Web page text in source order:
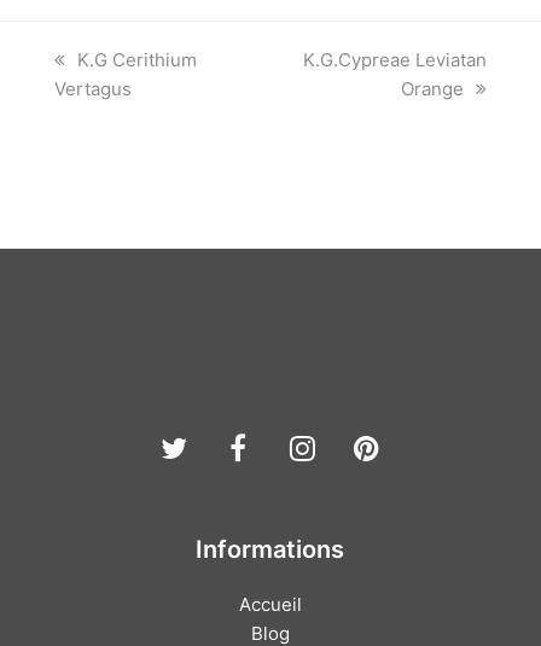
previous
post:
K.G Cerithium
Vertagus
next
K.G.Cypreae Leviatan
Orange
TwitterFacebook
Instagram
Pinterest
Informations
Accueil
Blog